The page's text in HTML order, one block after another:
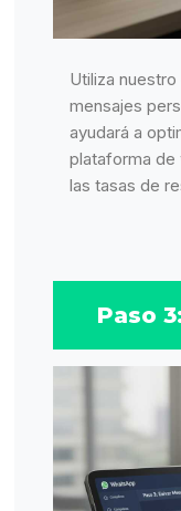
Utiliza
mensajes
ayudará a
plataforma de
las tasas de
Paso